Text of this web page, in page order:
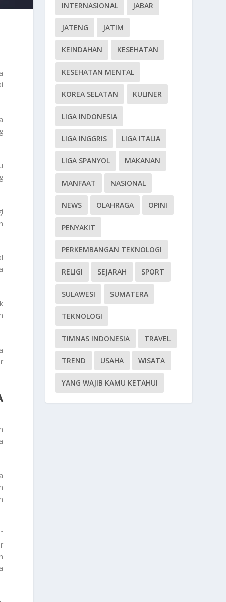
INTERNASIONAL JABAR
JATENG JATIM
KEINDAHAN KESEHATAN
KESEHATAN MENTAL
KOREA SELATAN KULINER
LIGA INDONESIA
LIGA INGGRIS LIGA ITALIA
LIGA SPANYOL MAKANAN
MANFAAT NASIONAL
NEWS OLAHRAGA OPINI
PENYAKIT
PERKEMBANGAN TEKNOLOGI
RELIGI SEJARAH SPORT
SULAWESI SUMATERA
TEKNOLOGI
TIMNAS INDONESIA TRAVEL
TREND USAHA WISATA
YANG WAJIB KAMU KETAHUI